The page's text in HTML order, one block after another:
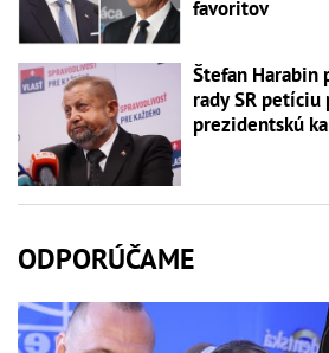
favoritov
Štefan Harabin
rady SR petíciu
prezidentskú
ODPORÚČAME